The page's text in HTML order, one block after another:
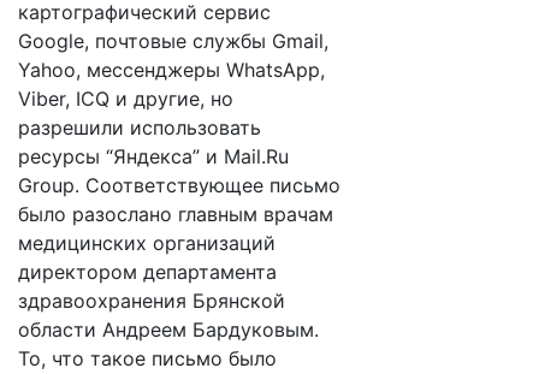
картографический сервис
Google, почтовые службы Gmail,
Yahoo, мессенджеры WhatsApp,
Viber, ICQ и другие, но
разрешили использовать
ресурсы “Яндекса” и Mail.Ru
Group. Соответствующее письмо
было разослано главным врачам
медицинских организаций
директором департамента
здравоохранения Брянской
области Андреем Бардуковым.
То, что такое письмо было